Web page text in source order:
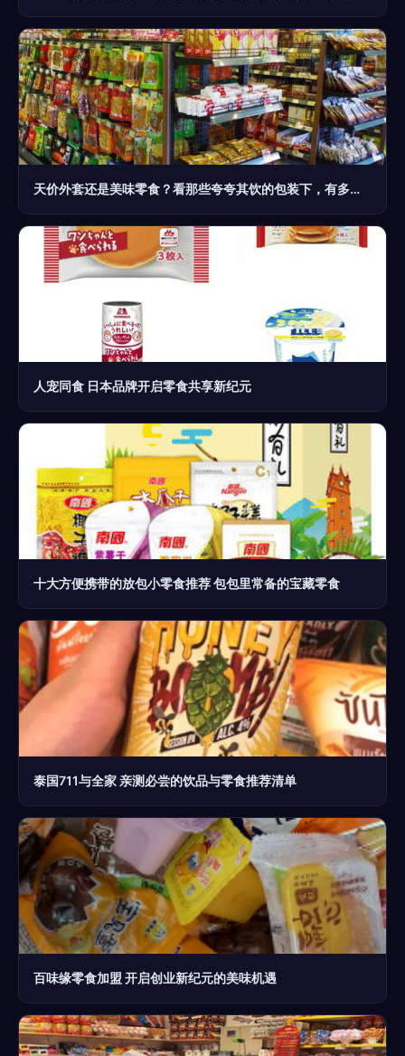
天价外套还是美味零食？看那些夸夸其饮的包装下，有多狠便当消费者的底
人宠同食 日本品牌开启零食共享新纪元
十大方便携带的放包小零食推荐 包包里常备的宝藏零食
泰国711与全家 亲测必尝的饮品与零食推荐清单
百味缘零食加盟 开启创业新纪元的美味机遇